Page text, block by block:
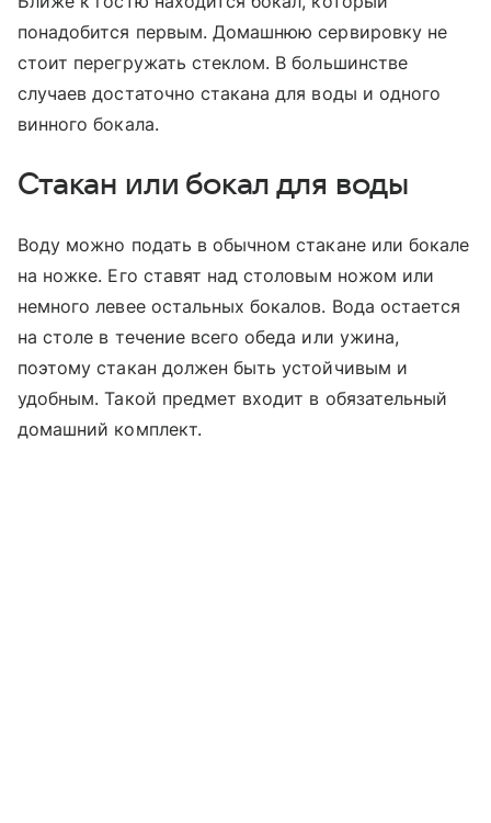
понадобится первым. Домашнюю сервировку не
стоит перегружать стеклом. В большинстве
случаев достаточно стакана для воды и одного
винного бокала.
Стакан или бокал для воды
Воду можно подать в обычном стакане или бокале
на ножке. Его ставят над столовым ножом или
немного левее остальных бокалов. Вода остается
на столе в течение всего обеда или ужина,
поэтому стакан должен быть устойчивым и
удобным. Такой предмет входит в обязательный
домашний комплект.